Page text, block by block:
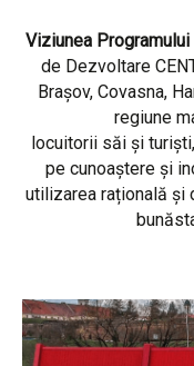
Viziunea Programului
de Dezvoltare
Brașov, Covasna,
regiune
locuitorii săi și
pe cunoaștere și
utilizarea rațională și